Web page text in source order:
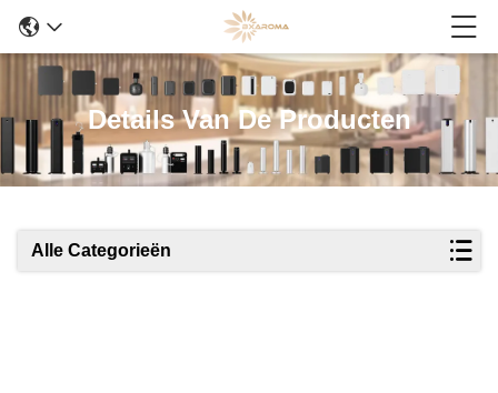
Details Van De Producten
Alle Categorieën